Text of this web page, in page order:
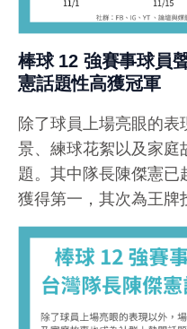
棒球 12 強賽事球員
憲話題性高獲冠軍
除了球員上場亮眼的
景、練球花絮以及家
題。其中隊長陳傑憲
獲得第一，其次為王牌